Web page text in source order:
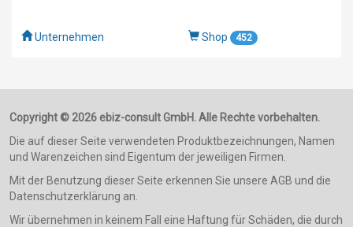
Unternehmen Shop 452
Copyright © 2026 ebiz-consult GmbH. Alle Rechte vorbehalten.
Die auf dieser Seite verwendeten Produktbezeichnungen, Namen
und Warenzeichen sind Eigentum der jeweiligen Firmen.
Mit der Benutzung dieser Seite erkennen Sie unsere AGB und die
Datenschutzerklärung an.
Wir übernehmen in keinem Fall eine Haftung für Schäden, die durch